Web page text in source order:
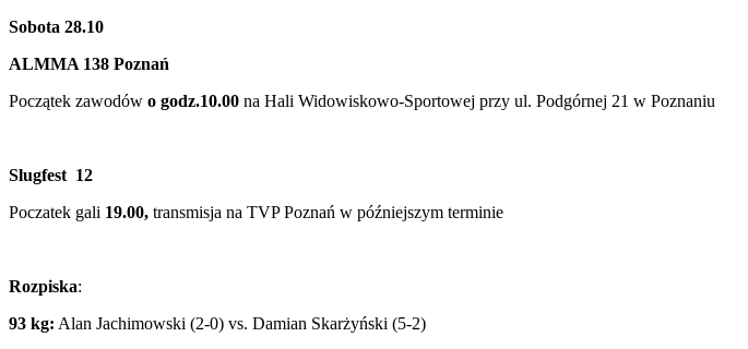
Sobota 28.10
ALMMA 138 Poznań
Początek zawodów o godz.10.00 na Hali Widowiskowo-Sportowej przy ul. Podgórnej 21 w Poznaniu
Slugfest 12
Poczatek gali 19.00, transmisja na TVP Poznań w późniejszym terminie
Rozpiska:
93 kg: Alan Jachimowski (2-0) vs. Damian Skarżyński (5-2)